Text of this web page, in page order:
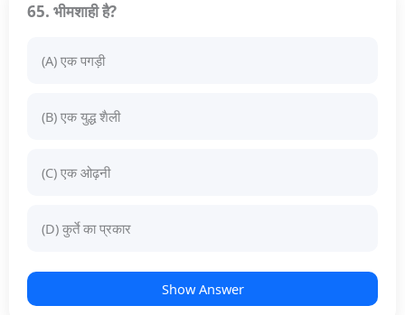
65. भीमशाही है?
(A) एक पगड़ी
(B) एक युद्ध शैली
(C) एक ओढ़नी
(D) कुर्ते का प्रकार
Show Answer